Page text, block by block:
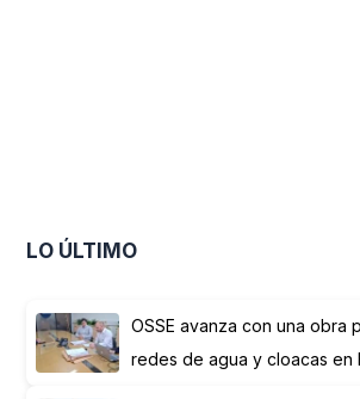
LO ÚLTIMO
OSSE avanza con una obra
redes de agua y cloacas en